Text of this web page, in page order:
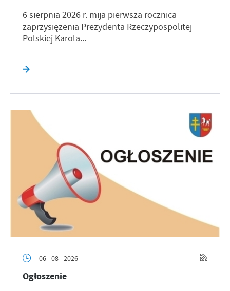
6 sierpnia 2026 r. mija pierwsza rocznica
zaprzysiężenia Prezydenta Rzeczypospolitej
Polskiej Karola...
06 - 08 - 2026
Ogłoszenie